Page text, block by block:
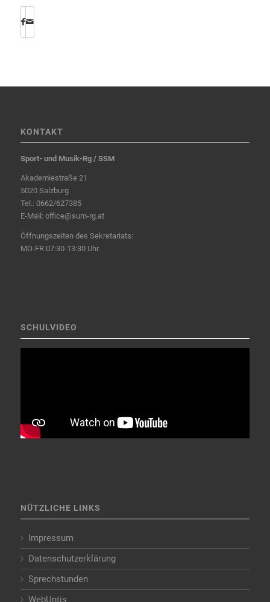
KONTAKT
Sport- und Musik-Rg / SSM
Akademiestraße 21
5020 Salzburg
Tel.: 0662/627385
E-Mail: office@sum-rg.at
Öffnungszeiten des Sekretariats:
MO-FR 07:30-13:30 Uhr
SCHULVIDEO
NÜTZLICHE LINKS
Impressum
Datenschutzerklärung
Sprechstunden
WebUntis